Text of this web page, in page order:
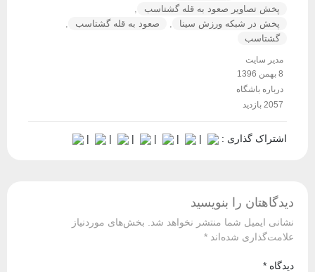
پخش تصاویر صعود به قله گشتاسب
,
پخش در شبکه ورزش سینا
, صعود به قله گشتاسب
,
گشتاسب
مدیر سایت
درباره باشگاه
اشتراک گذاری : |
|
|
|
|
|
دیدگاهتان را بنویسید
نشانی ایمیل شما منتشر نخواهد شد. بخش‌های موردنیاز
علامت‌گذاری شده‌اند*
دیدگاه*